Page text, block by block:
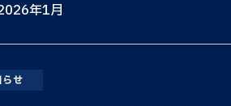
年1月
せ